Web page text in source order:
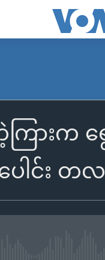
ြားက ရွ
ပေါင်း